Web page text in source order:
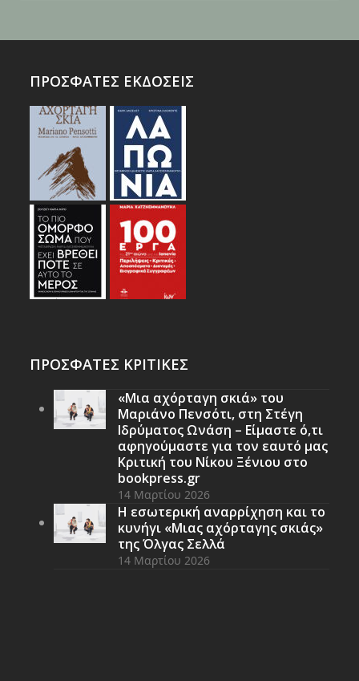
ΠΡΟΣΦΑΤΕΣ ΕΚΔΟΣΕΙΣ
ΠΡΟΣΦΑΤΕΣ ΚΡΙΤΙΚΕΣ
«Μια αχόρταγη σκιά» του
Μαριάνο Πενσότι, στη Στέγη
Ιδρύματος Ωνάση – Είμαστε ό,τι
αφηγούμαστε για τον εαυτό μας
Κριτική του Νίκου Ξένιου στο
bookpress.gr
14 Μαρτίου 2026
Η εσωτερική αναρρίχηση και το
κυνήγι «Μιας αχόρταγης σκιάς»
της Όλγας Σελλά
14 Μαρτίου 2026